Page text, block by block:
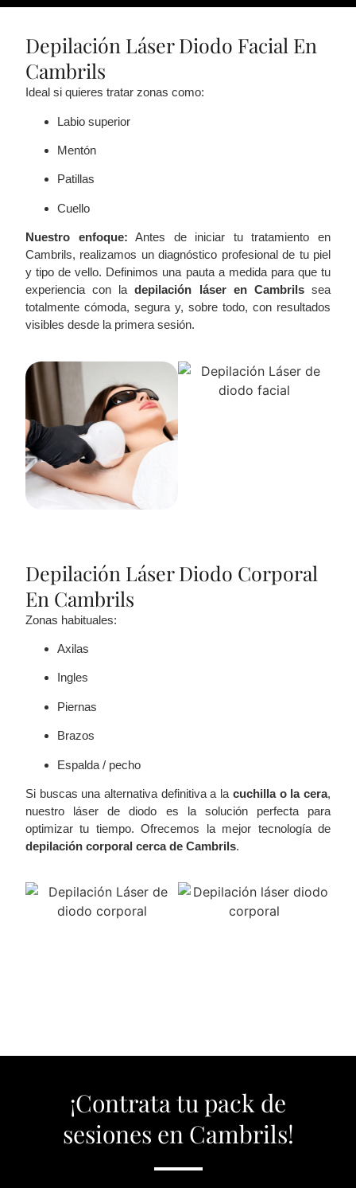
Depilación Láser Diodo Facial En
Cambrils
Ideal si quieres tratar zonas como:
Labio superior
Mentón
Patillas
Cuello
Nuestro enfoque: Antes de iniciar tu tratamiento en
Cambrils, realizamos un diagnóstico profesional de tu piel
y tipo de vello. Definimos una pauta a medida para que tu
experiencia con ladepilación láser en Cambrilssea
totalmente cómoda, segura y, sobre todo, con resultados
visibles desde la primera sesión.
Depilación Láser Diodo Corporal
En Cambrils
Zonas habituales:
Axilas
Ingles
Piernas
Brazos
Espalda / pecho
Si buscas una alternativa definitiva a la cuchilla o la cera,
nuestro láser de diodo es la solución perfecta para
optimizar tu tiempo. Ofrecemos la mejor tecnología de
depilación corporal cerca de Cambrils.
¡Contrata tu pack de
sesiones en Cambrils!